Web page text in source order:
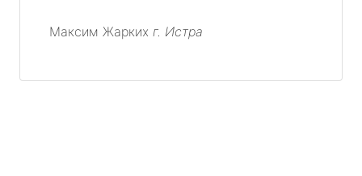
Максим Жарких г. Истра